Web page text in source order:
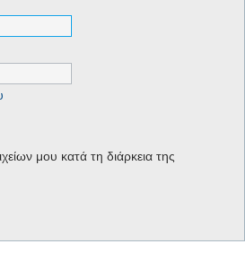
μου κατά τη διάρκεια της